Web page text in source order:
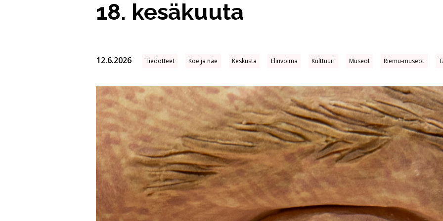
18. kesäkuuta
12.6.2026 Tiedotteet Koe ja näe Keskusta Elinvoima Kulttuuri Museot Riemu-museot